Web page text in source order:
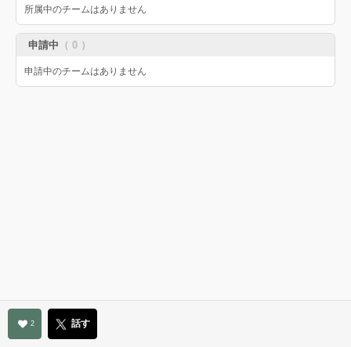
所属中のチームはありません
申請中 （ 0 ）
申請中のチームはありません
2 話す